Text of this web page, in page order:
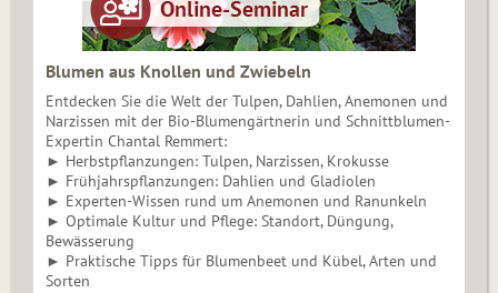
Blumen aus Knollen und Zwiebeln
Entdecken Sie die Welt der Tulpen, Dahlien, Anemonen und
Narzissen mit der Bio-Blumengärtnerin und Schnittblumen-
Expertin Chantal Remmert:
► Herbstpflanzungen: Tulpen, Narzissen, Krokusse
► Frühjahrspflanzungen: Dahlien und Gladiolen
► Experten-Wissen rund um Anemonen und Ranunkeln
► Optimale Kultur und Pflege: Standort, Düngung,
Bewässerung
► Praktische Tipps für Blumenbeet und Kübel, Arten und
Sorten